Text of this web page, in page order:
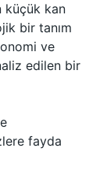
küçük kan
bir tanım
ve
edilen bir
fayda